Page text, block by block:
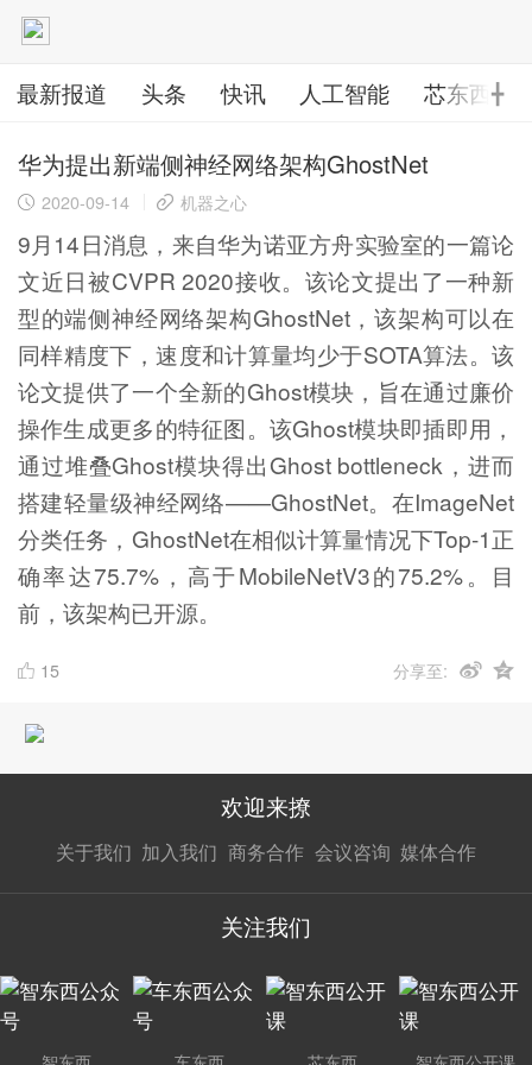
最新报道 头条 快讯 人工智能 芯东西 ╋
华为提出新端侧神经网络架构GhostNet
2020-09-14 机器之心
9月14日消息，来自华为诺亚方舟实验室的一篇论
文近日被CVPR 2020接收。该论文提出了一种新
型的端侧神经网络架构GhostNet，该架构可以在
同样精度下，速度和计算量均少于SOTA算法。该
论文提供了一个全新的Ghost模块，旨在通过廉价
操作生成更多的特征图。该Ghost模块即插即用，
通过堆叠Ghost模块得出Ghost bottleneck，进而
搭建轻量级神经网络——GhostNet。在ImageNet
分类任务，GhostNet在相似计算量情况下Top-1正
确率达75.7%，高于MobileNetV3的75.2%。目
前，该架构已开源。
15 分享至:
欢迎来撩
关于我们 加入我们
接扔简历
商务合作
接开聊
会议咨询 媒体合作
接开聊
关注我们